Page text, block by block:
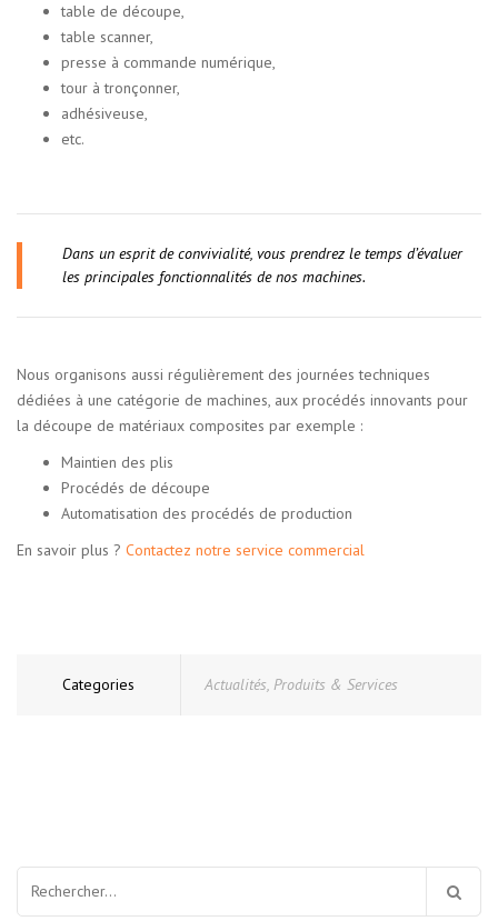
table de découpe,
table scanner,
presse à commande numérique,
tour à tronçonner,
adhésiveuse,
etc.
Dans un esprit de convivialité, vous prendrez le temps d’évaluer
les principales fonctionnalités de nos machines.
Nous organisons aussi régulièrement des journées techniques
dédiées à une catégorie de machines, aux procédés innovants pour
la découpe de matériaux composites par exemple :
Maintien des plis
Procédés de découpe
Automatisation des procédés de production
En savoir plus ? Contactez notre service commercial
Categories Actualités, Produits & Services